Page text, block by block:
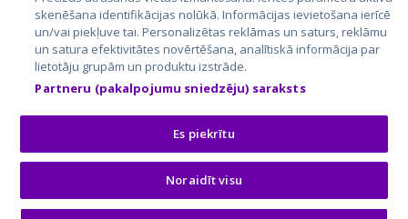
City24.ee
GetaPro.lv
GetaPro.ee
Skelbiu.lt
Autoplius.lt
Aruodas.lt
Kainos.lt
Paslaugos.lt
auto24.ee
Osta.ee
KuldneBörs.ee
© 2026 GetaPro. Все права защищены.
skenēšana identifikācijas nolūkā. Informācijas ievietošana ierīcē
un/vai piekļuve tai. Personalizētas reklāmas un saturs, reklāmu
un satura efektivitātes novērtēšana, analītiskā informācija par
lietotāju grupām un produktu izstrāde.
Partneru (pakalpojumu sniedzēju) saraksts
Es piekrītu
Noraidīt visu